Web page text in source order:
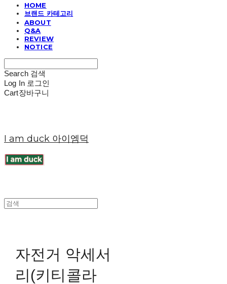
HOME
브랜드 카테고리
ABOUT
Q&A
REVIEW
NOTICE
Search 검색
Log In 로그인
Cart장바구니
I am duck 아이엠덕
자전거 악세서
리(키티콜라